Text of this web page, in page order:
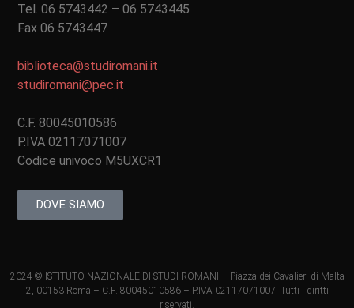
Tel. 06 5743442 – 06 5743445
Fax 06 5743447
biblioteca@studiromani.it
studiromani@pec.it
C.F. 80045010586
P.IVA 02117071007
Codice univoco M5UXCR1
DOVE SIAMO
2024 © ISTITUTO NAZIONALE DI STUDI ROMANI – Piazza dei Cavalieri di Malta
2, 00153 Roma – C.F. 80045010586 – P.IVA 02117071007. Tutti i diritti
riservati.